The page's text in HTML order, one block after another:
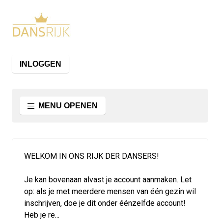
INLOGGEN
MENU OPENEN
WELKOM IN ONS RIJK DER DANSERS!
Je kan bovenaan alvast je account aanmaken. Let
op: als je met meerdere mensen van één gezin wil
inschrijven, doe je dit onder éénzelfde account!
Heb je re...